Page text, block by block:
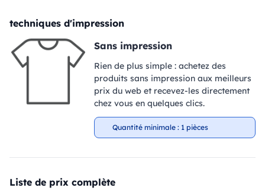
techniques d'impression
Sans impression
Rien de plus simple : achetez des
produits sans impression aux meilleurs
prix du web et recevez-les directement
chez vous en quelques clics.
Quantité minimale : 1 pièces
Liste de prix complète